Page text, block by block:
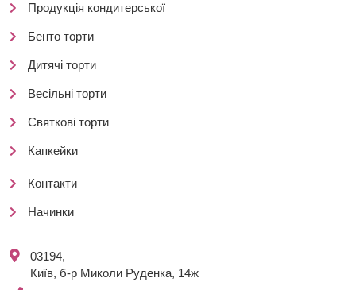
Продукція кондитерської
Бенто торти
Дитячі торти
Весільні торти
Святкові торти
Капкейки
Контакти
Начинки
03194,
Київ, б-р Миколи Руденка, 14ж